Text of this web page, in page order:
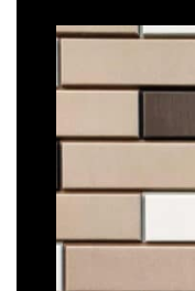
TESSERA